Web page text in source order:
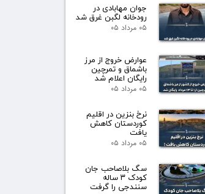
جوان مهابادی در
رودخانه لگبن غرق شد
۰۵ مرداد ۰۵
عوارض خروج از مرز
باشماق و تمرچین
رایگان اعلام شد
۰۵ مرداد ۰۵
نرخ بنزین در اقلیم
کوردستان کاهش
یافت
۰۵ مرداد ۰۵
سگ بلاصاحب جان
کودک ۳ ساله
سنندجی را گرفت